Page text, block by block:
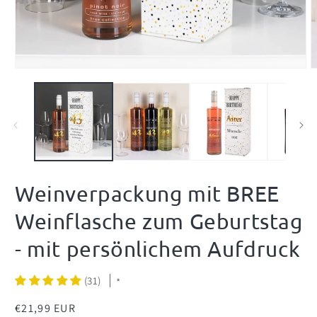
Weinverpackung mit BREE
Weinflasche zum Geburtstag
- mit persönlichem Aufdruck
(31) *
Normaler
€21,99 EUR